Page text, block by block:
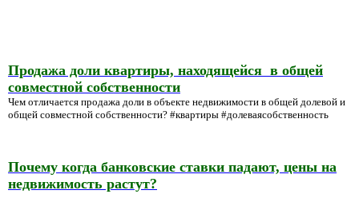
Продажа доли квартиры, находящейся в общей
совместной собственности
Чем отличается продажа доли в объекте недвижимости в общей долевой и
общей совместной собственности? #квартиры #долеваясобственность
Почему когда банковские ставки падают, цены на
недвижимость растут?